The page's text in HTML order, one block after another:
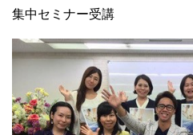
集中セミナー受講